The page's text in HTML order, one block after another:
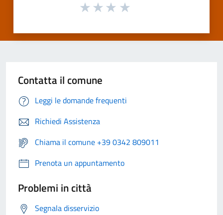
Contatta il comune
Leggi le domande frequenti
Richiedi Assistenza
Chiama il comune +39 0342 809011
Prenota un appuntamento
Problemi in città
Segnala disservizio